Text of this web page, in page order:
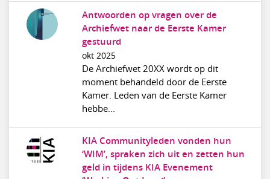
Antwoorden op vragen over de
Archiefwet naar de Eerste Kamer
gestuurd
okt 2025
De Archiefwet 20XX wordt op dit
moment behandeld door de Eerste
Kamer. Leden van de Eerste Kamer
hebbe...
KIA Communityleden vonden hun
‘WIM’, spraken zich uit en zetten hun
geld in tijdens KIA Evenement